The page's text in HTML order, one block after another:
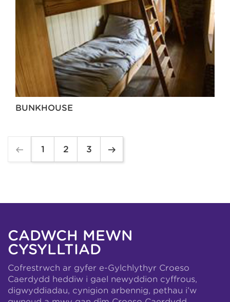
BUNKHOUSE
1 2 3
CADWCH MEWN
CYSYLLTIAD
Cofrestrwch ar gyfer e-Gylchlythyr Croeso
Caerdydd heddiw i gael newyddion cyffrous,
digwyddiadau, cynigion arbennig, pethau i’w